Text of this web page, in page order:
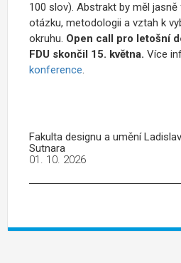
100 slov). Abstrakt by měl
otázku, metodologii a vztah k
okruhu. Open call pro letošní
FDU skončil 15. května. Více
konference.
Fakulta designu a umění
Sutnara
01. 10. 2026